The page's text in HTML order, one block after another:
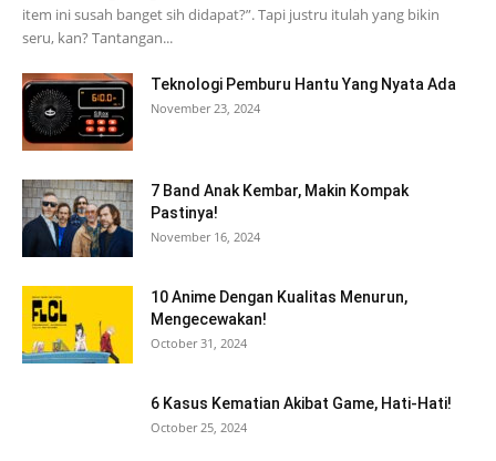
item ini susah banget sih didapat?”. Tapi justru itulah yang bikin
seru, kan? Tantangan...
Teknologi Pemburu Hantu Yang Nyata Ada
November 23, 2024
7 Band Anak Kembar, Makin Kompak
Pastinya!
November 16, 2024
10 Anime Dengan Kualitas Menurun,
Mengecewakan!
October 31, 2024
6 Kasus Kematian Akibat Game, Hati-Hati!
October 25, 2024